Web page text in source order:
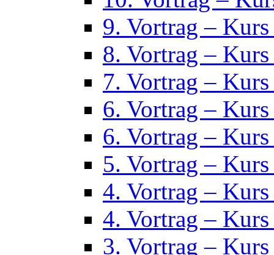
9. Vortrag –
8. Vortrag –
7. Vortrag –
6. Vortrag –
6. Vortrag –
5. Vortrag –
4. Vortrag –
4. Vortrag –
3. Vortrag –